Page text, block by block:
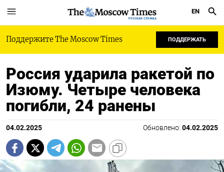
РУССКАЯ СЛУЖБА
EN
Поддержите The Moscow Times ПОДДЕРЖАТЬ
Россия ударила ракетой по
Изюму. Четыре человека
погибли, 24 ранены
04.02.2025 Обновлено: 04.02.2025